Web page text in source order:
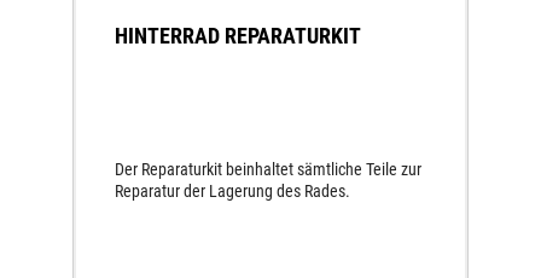
HINTERRAD REPARATURKIT
Der Reparaturkit beinhaltet sämtliche Teile zur
Reparatur der Lagerung des Rades.